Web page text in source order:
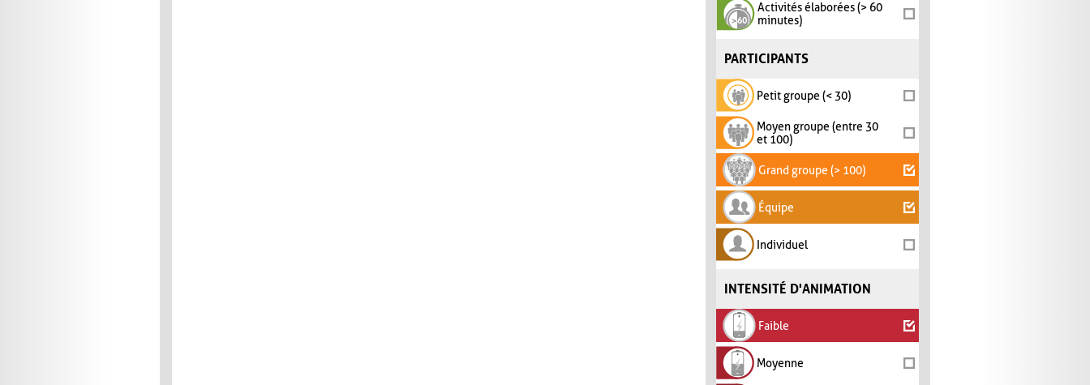
Activités élaborées (> 60
minutes)
PARTICIPANTS
Petit groupe (< 30)
Moyen groupe (entre 30
et 100)
Grand groupe (> 100)
Équipe
Individuel
INTENSITÉ D'ANIMATION
Faible
Moyenne